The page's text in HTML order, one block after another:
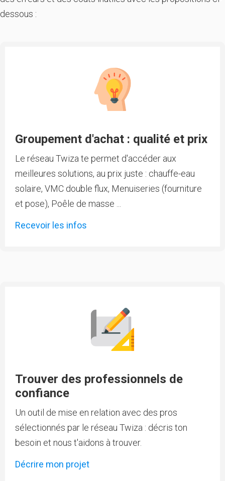
dessous :
Groupement d'achat : qualité et prix
Le réseau Twiza te permet d'accéder aux
meilleures solutions, au prix juste : chauffe-eau
solaire, VMC double flux, Menuiseries (fourniture
et pose), Poêle de masse ...
Recevoir les infos
Trouver des professionnels de
confiance
Un outil de mise en relation avec des pros
sélectionnés par le réseau Twiza : décris ton
besoin et nous t'aidons à trouver.
Décrire mon projet